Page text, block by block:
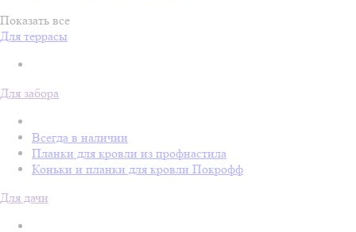
Показать все
Для террасы
Для забора
Всегда в наличии
Планки для кровли из профнастила
Коньки и планки для кровли Покрофф
Для дачи